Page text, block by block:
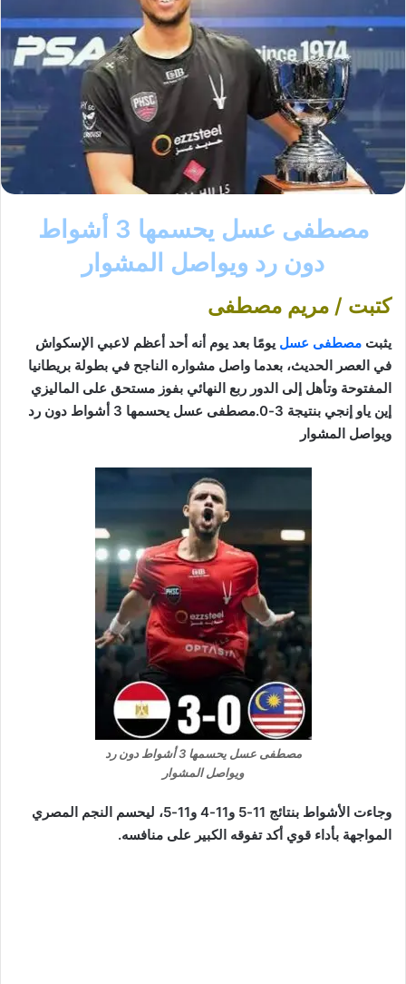
مصطفى عسل يحسمها 3 أشواط
دون رد ويواصل المشوار
كتبت / مريم مصطفى
يثبت مصطفى عسل يومًا بعد يوم أنه أحد أعظم لاعبي الإسكواش
في العصر الحديث، بعدما واصل مشواره الناجح في بطولة بريطانيا
المفتوحة وتأهل إلى الدور ربع النهائي بفوز مستحق على الماليزي
إين ياو إنجي بنتيجة 3-0.مصطفى عسل يحسمها 3 أشواط دون رد
ويواصل المشوار
مصطفى عسل يحسمها 3 أشواط دون رد
ويواصل المشوار
وجاءت الأشواط بنتائج 11-5 و11-4 و11-5، ليحسم النجم المصري
المواجهة بأداء قوي أكد تفوقه الكبير على منافسه.